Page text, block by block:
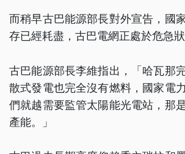
而稍早古巴能源部長對外宣告，國
存已經耗盡，古巴電網正處於危急狀
古巴能源部長李維指出，「哈瓦那
散式發電也完全沒有燃料，國家電
們就越需要監管太陽能光電站，那
產能。」